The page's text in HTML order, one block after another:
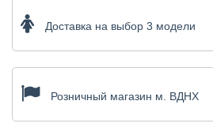
Доставка на выбор 3 модели
Розничный магазин м. ВДНХ